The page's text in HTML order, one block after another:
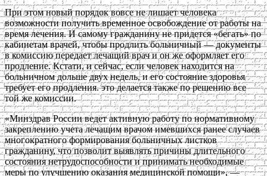
При этом новый порядок вовсе не лишает человека
возможности получить временное освобождение от работы на
время лечения. И самому гражданину не придется «бегать» по
кабинетам врачей, чтобы продлить больничный — документы
в комиссию передает лечащий врач и он же оформляет его
продление. Кстати, и сейчас, если человек находится на
больничном дольше двух недель, и его состояние здоровья
требует его продления. это делается также по решению все
той же комиссии.
«Минздрав России ведет активную работу по нормативному
закреплению учета лечащим врачом имевшихся ранее случаев
многократного формирования больничных листков
гражданину, что позволит выявлять причины длительного
состояния нетрудоспособности и принимать необходимые
меры по улучшению оказания медицинской помощи», —